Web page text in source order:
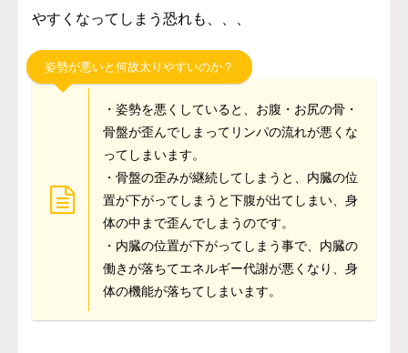
やすくなってしまう恐れも、、、
姿勢が悪いと何故太りやすいのか？
・姿勢を悪くしていると、お腹・お尻の骨・
骨盤が歪んでしまってリンパの流れが悪くな
ってしまいます。
・骨盤の歪みが継続してしまうと、内臓の位
置が下がってしまうと下腹が出てしまい、身
体の中まで歪んでしまうのです。
・内臓の位置が下がってしまう事で、内臓の
働きが落ちてエネルギー代謝が悪くなり、身
体の機能が落ちてしまいます。